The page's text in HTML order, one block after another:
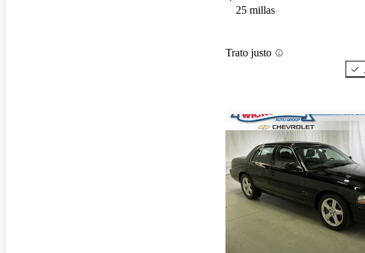
25 millas
Trato justo